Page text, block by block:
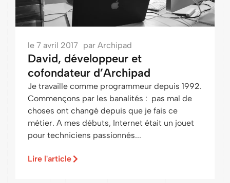
le 7 avril 2017 par Archipad
David, développeur et
cofondateur d’Archipad
Je travaille comme programmeur depuis 1992.
Commençons par les banalités : pas mal de
choses ont changé depuis que je fais ce
métier. A mes débuts, Internet était un jouet
pour techniciens passionnés...
Lire l'article